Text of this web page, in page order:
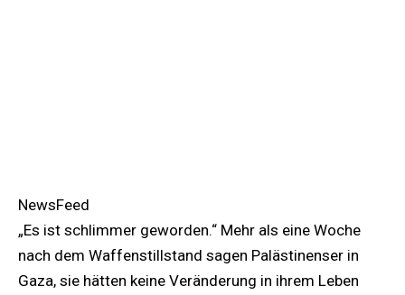
NewsFeed
„Es ist schlimmer geworden.“ Mehr als eine Woche
nach dem Waffenstillstand sagen Palästinenser in
Gaza, sie hätten keine Veränderung in ihrem Leben